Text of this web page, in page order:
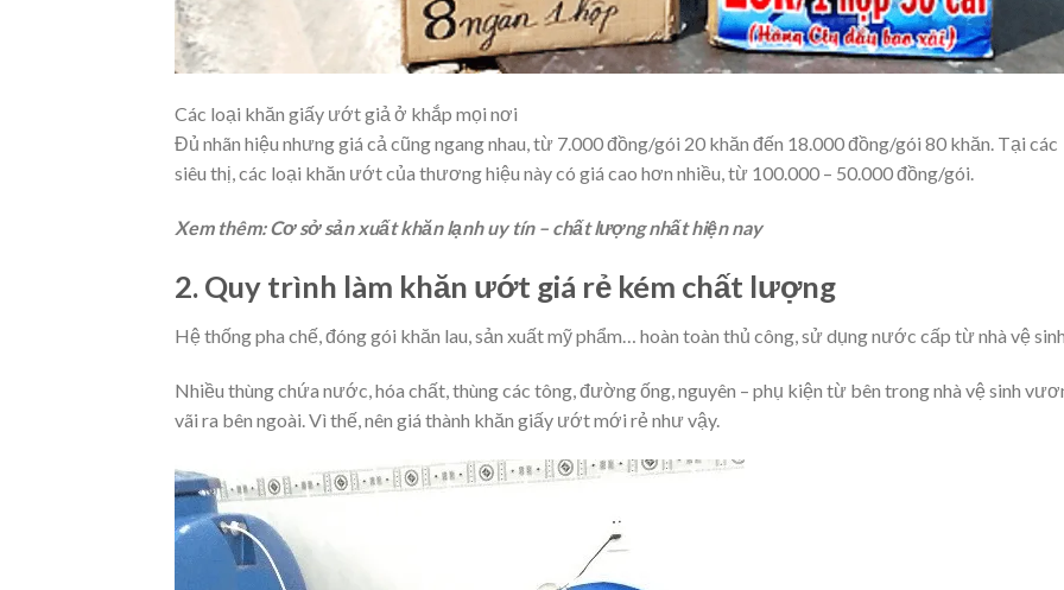
Các loại khăn giấy ướt giả ở khắp mọi nơi
Đủ nhãn hiệu nhưng giá cả cũng ngang nhau, từ 7.000 đồng/gói 20 khăn đến 18.000 đồng/gói 80 ​​khăn. Tại các
siêu thị, các loại khăn ướt của thương hiệu này có giá cao hơn nhiều, từ 100.000 – 50.000 đồng/gói.
Xem thêm:Cơ sở sản xuất khăn lạnhuy tín – chất lượng nhất hiện nay
2. Quy trình làm khăn ướt giá rẻ kém chất lượng
Hệ thống pha chế, đóng gói khăn lau, sản xuất mỹ phẩm… hoàn toàn thủ công, sử dụng nước cấp từ nhà vệ
Nhiều thùng chứa nước, hóa chất, thùng các tông, đường ống, nguyên – phụ kiện từ bên trong nhà vệ sinh
vãi ra bên ngoài. Vì thế, nên giá thành khăn giấy ướt mới rẻ như vậy.